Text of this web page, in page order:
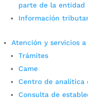
parte de la entidad
Información
Atención y servicios
Trámites
Came
Centro de analítica
Consulta de
IMEBU
poradmin_prensa|
IMEBU descentralizó
fortalecimiento
Bucaramanga.
oferta institucional a